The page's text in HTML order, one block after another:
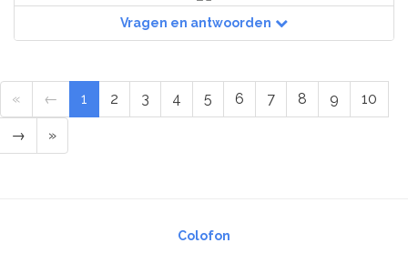
Vragen en antwoorden
« ← 1 2 3 4 5 6 7 8 9 10
→ »
Colofon